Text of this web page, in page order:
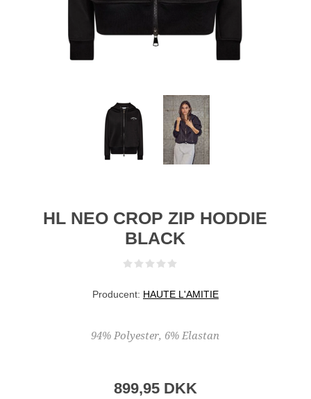
HL NEO CROP ZIP HODDIE
BLACK
Producent: HAUTE L'AMITIE
94% Polyester, 6% Elastan
899,95 DKK